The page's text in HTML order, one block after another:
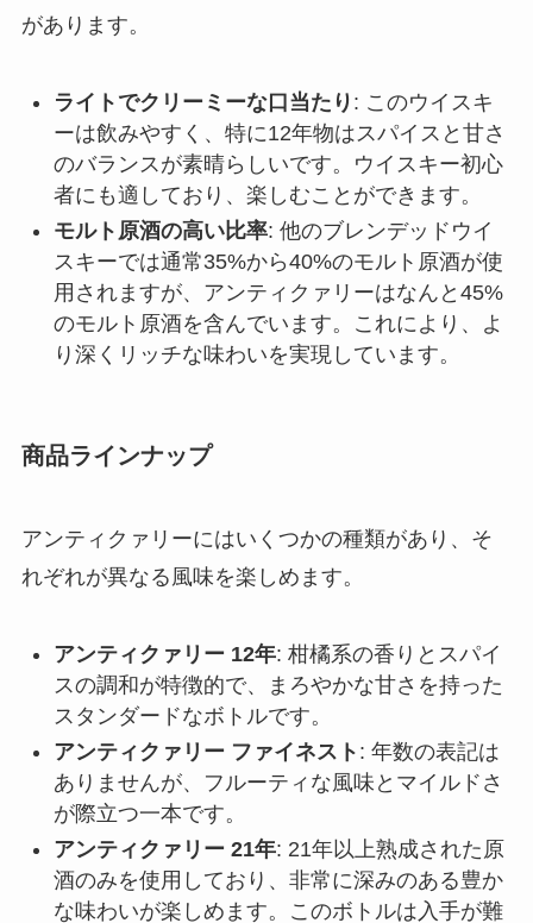
があります。
ライトでクリーミーな口当たり : このウイスキ
ーは飲みやすく、特に12年物はスパイスと甘さ
のバランスが素晴らしいです。ウイスキー初心
者にも適しており、楽しむことができます。
モルト原酒の高い比率: 他のブレンデッドウイ
スキーでは通常35%から40%のモルト原酒が使
用されますが、アンティクァリーはなんと45%
のモルト原酒を含んでいます。これにより、よ
り深くリッチな味わいを実現しています。
商品ラインナップ
アンティクァリーにはいくつかの種類があり、そ
れぞれが異なる風味を楽しめます。
アンティクァリー 12年: 柑橘系の香りとスパイ
スの調和が特徴的で、まろやかな甘さを持った
スタンダードなボトルです。
アンティクァリー ファイネスト : 年数の表記は
ありませんが、フルーティな風味とマイルドさ
が際立つ一本です。
アンティクァリー 21年: 21年以上熟成された原
酒のみを使用しており、非常に深みのある豊か
な味わいが楽しめます。このボトルは入手が難